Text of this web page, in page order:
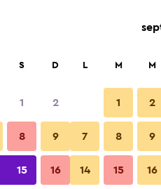
Balcón
S D
1 2
8 9
15 16
L M M
1 2
7 8 9
14 15 16